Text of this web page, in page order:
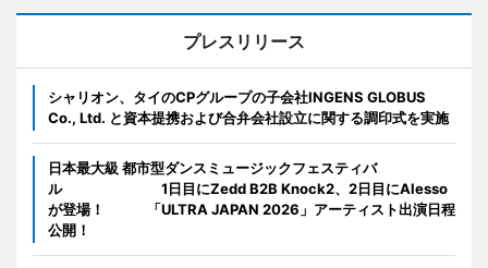
プレスリリース
シャリオン、タイのCPグループの子会社INGENS GLOBUS
Co., Ltd. と資本提携および合弁会社設立に関する調印式を実施
日本最大級 都市型ダンスミュージックフェスティバ
ル 1日目にZedd B2B Knock2、2日目にAlesso
が登場！ 「ULTRA JAPAN 2026」アーティスト出演日程
公開！